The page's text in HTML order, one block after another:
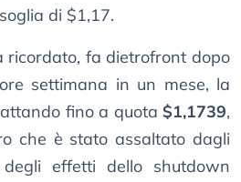
di $1,17.
ricordato, fa dietrofront dopo
settimana in un mese, la
fino a quota $1,1739,
che è stato assaltato dagli
effetti dello shutdown